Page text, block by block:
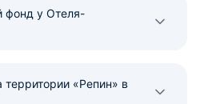
фонд у Отеля-
«Репин» в